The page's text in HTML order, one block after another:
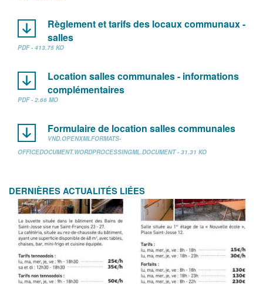
Règlement et tarifs des locaux communaux -
salles
PDF - 413.75 KO
Location salles communales - informations
complémentaires
PDF - 2.66 MO
Formulaire de location salles communales
VND.OPENXMLFORMATS-
OFFICEDOCUMENT.WORDPROCESSINGML.DOCUMENT - 31.31 KO
DERNIÈRES ACTUALITÉS LIÉES